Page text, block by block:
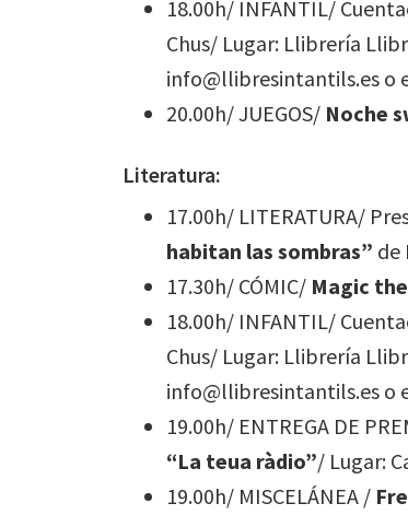
18.00h/ INFANTIL/
Chus/ Lugar: Llibrería
info@llibresintantils.es o
20.00h/ JUEGOS/ Noche
Literatura:
17.00h/ LITERATURA/
habitan las sombras” de
17.30h/ CÓMIC/ Magic
18.00h/ INFANTIL/
Chus/ Lugar: Llibrería
info@llibresintantils.es o
19.00h/ ENTREGA DE
“La teua ràdio”/ Lugar:
19.00h/ MISCELÁNEA /